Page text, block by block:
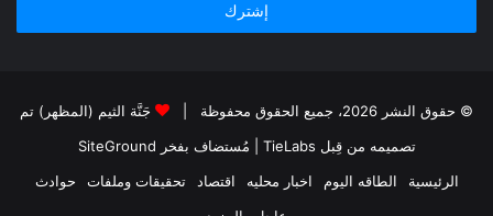
© حقوق النشر 2026، جميع الحقوق محفوظة |
جَنَّة الثيم (المظهر) تم
تصميمه من قِبل TieLabs
| مُستضاف بفخر SiteGround
الرئيسية
الطاقه اليوم اخبار محليه اقتصاد تحقيقات وملفات
حوادث